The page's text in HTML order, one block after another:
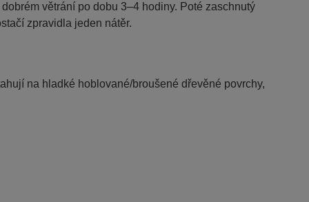
větrání po dobu 3–4 hodiny. Poté zaschnutý
zpravidla jeden nátěr.
na hladké hoblované/broušené dřevěné povrchy,